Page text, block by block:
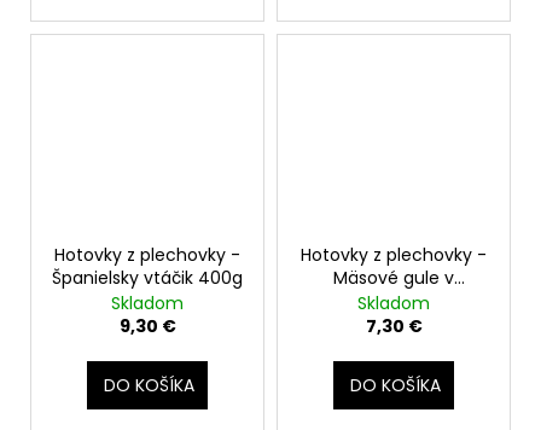
Hotovky z plechovky -
Španielsky vtáčik 400g
Skladom
9,30 €
DO KOŠÍKA
Hotovky z plechovky -
Mäsové gule v
paradajkovej omáčke
400g
Skladom
7,30 €
DO KOŠÍKA